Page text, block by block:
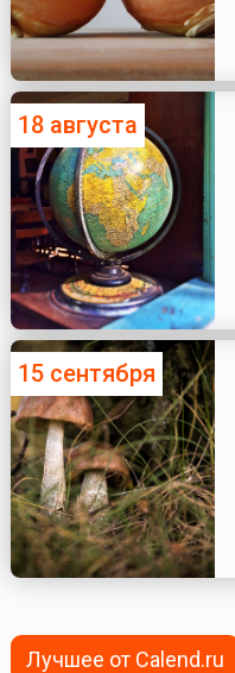
18 августа
15 сентября
Лучшее от Calend.ru